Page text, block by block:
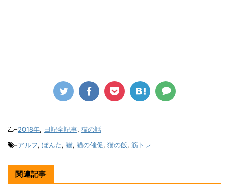
-2018年, 日記全記事, 猫の話
-アルフ, ぽんた, 猫, 猫の催促, 猫の飯, 筋トレ
関連記事